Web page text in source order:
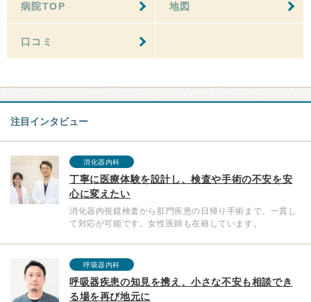
病院TOP 地図
口コミ
注目インタビュー
消化器内科
丁寧に医療体験を設計し、検査や手術の不安を安
心に変えたい
消化器内視鏡検査から肛門疾患の日帰り手術まで、一貫し
て対応が可能です。女性医師も在籍しています。
呼吸器内科
呼吸器疾患の知見を携え、小さな不安も相談でき
る場を再び地元に